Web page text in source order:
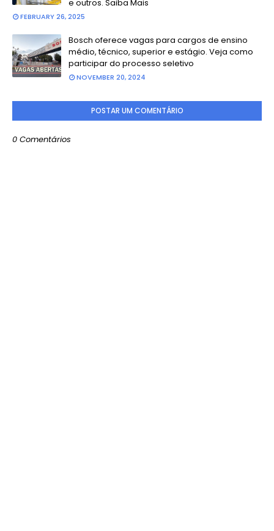
e outros. Saiba Mais
FEBRUARY 26, 2025
Bosch oferece vagas para cargos de ensino
médio, técnico, superior e estágio. Veja como
participar do processo seletivo
NOVEMBER 20, 2024
POSTAR UM COMENTÁRIO
0 Comentários